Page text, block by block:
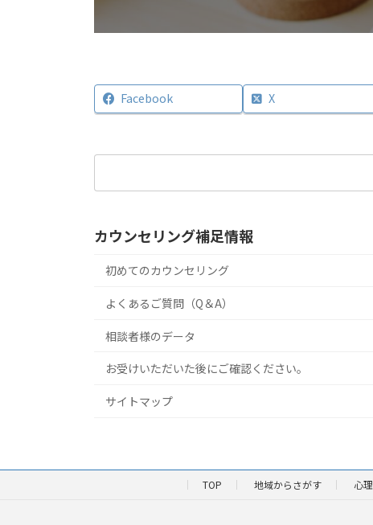
Facebook X
カウンセリング補足情報
初めてのカウンセリング
よくあるご質問（Q＆A）
相談者様のデータ
お受けいただいた後にご確認ください。
サイトマップ
TOP 地域からさがす 心